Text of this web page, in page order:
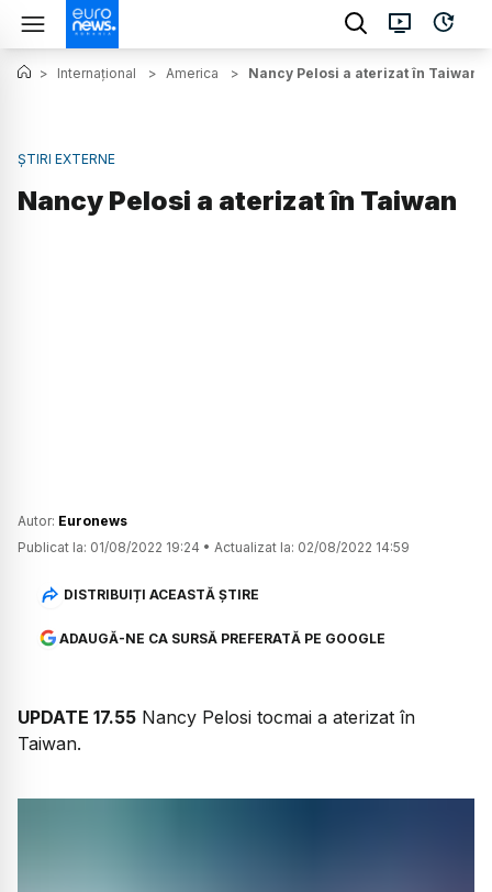
> Internațional > America > Nancy Pelosi a aterizat în Taiwan
ȘTIRI EXTERNE
Nancy Pelosi a aterizat în Taiwan
Autor: Euronews
Publicat la: 01/08/2022 19:24 • Actualizat la: 02/08/2022 14:59
DISTRIBUIȚI ACEASTĂ ȘTIRE
ADAUGĂ-NE CA SURSĂ PREFERATĂ PE GOOGLE
UPDATE 17.55 Nancy Pelosi tocmai a aterizat în
Taiwan.